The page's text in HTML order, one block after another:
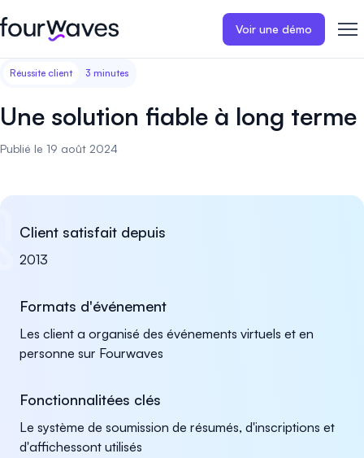
Voir une démo
Site web événementiel
d'événement moderne et
paiements
Collectez et gérez toutes vos
Distribuez et
votre événement.
Blogue
Notre histoire
Contactez-nous
Récits de clients
Témoignages ❤️
Réussite client 3 minutes
Une solution fiable à long terme
Publié le 19 août 2024
Client satisfait depuis
2013
Formats d'événement
Les client a organisé des événements virtuels et en
personne sur Fourwaves
Fonctionnalitées clés
Le système de soumission de résumés, d'inscriptions et
d'affichessont utilisés